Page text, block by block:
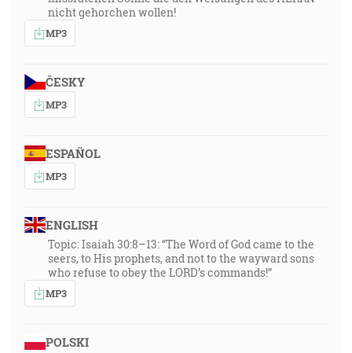
nicht gehorchen wollen!
MP3
ČESKY
MP3
ESPAÑOL
MP3
ENGLISH
Topic: Isaiah 30:8–13: “The Word of God came to the
seers, to His prophets, and not to the wayward sons
who refuse to obey the LORD’s commands!”
MP3
POLSKI